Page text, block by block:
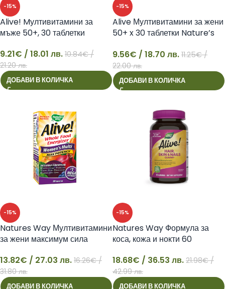
-15%
9
Alive! Mултивитамини за
мъже 50+, 30 таблетки
9.21€ / 18.01 лв. 10.84€/
21.20 лв.
ДОБАВИ В КОЛИЧКА
-15%
9
Alive Мултивитамини за жени
50+ x 30 таблетки Nature’s
9.56€ / 18.70 лв. 11.25€/
22.00 лв.
ДОБАВИ В КОЛИЧКА
-15%
13
Natures Way Мултивитамини
за жени максимум сила
13.82€ / 27.03 лв. 16.26€/
31.80 лв.
ДОБАВИ В КОЛИЧКА
-15%
18
Natures Way Формула за
коса, кожа и нокти 60
18.68€ / 36.53 лв. 21.98€/
42.99 лв.
ДОБАВИ В КОЛИЧКА